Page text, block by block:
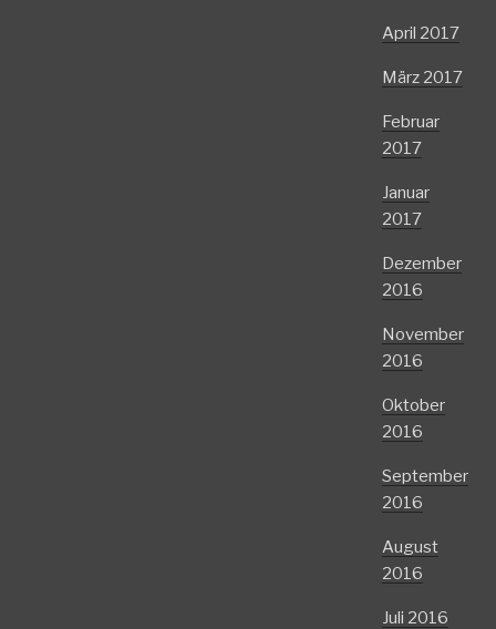
April 2017
März 2017
Februar
2017
Januar
2017
Dezember
2016
November
2016
Oktober
2016
September
2016
August
2016
Juli 2016